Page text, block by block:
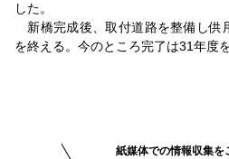
した。
新橋完成後、取付道路を整備し供
を終える。今のところ完了は31年度
紙媒体での情報収集を